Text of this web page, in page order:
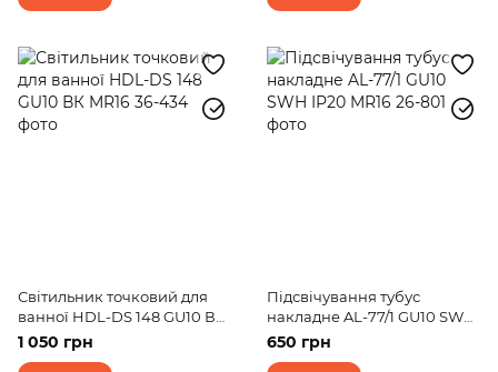
Світильник точковий для
ванної HDL-DS 148 GU10 ВК
MR16
1 050 грн
Підсвічування тубус
накладне AL-77/1 GU10 SWH
IP20 MR16
650 грн